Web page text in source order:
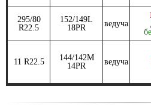
295/80
R22.5
152/149L
18PR
ведуча
11 R22.5
144/142M
14PR
ведуча